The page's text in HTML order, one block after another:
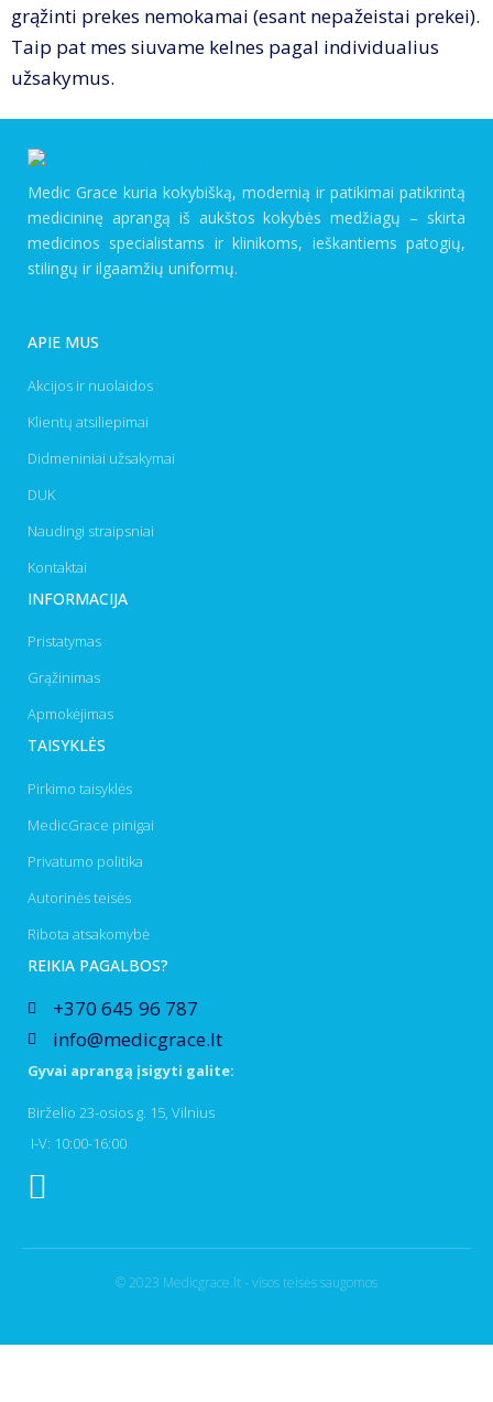
grąžinti prekes nemokamai (esant nepažeistai prekei).
Taip pat mes siuvame kelnes pagal individualius
užsakymus.
Medic Grace kuria kokybišką, modernią ir patikimai patikrintą
medicininę aprangą iš aukštos kokybės medžiagų – skirta
medicinos specialistams ir klinikoms, ieškantiems patogių,
stilingų ir ilgaamžių uniformų.
APIE MUS
Akcijos ir nuolaidos
Klientų atsiliepimai
Didmeniniai užsakymai
DUK
Naudingi straipsniai
Kontaktai
INFORMACIJA
Pristatymas
Grąžinimas
Apmokėjimas
TAISYKLĖS
Pirkimo taisyklės
MedicGrace pinigai
Privatumo politika
Autorinės teisės
Ribota atsakomybė
REIKIA PAGALBOS?
+370 645 96 787
info@medicgrace.lt
Gyvai aprangą įsigyti galite:
Birželio 23-osios g. 15, Vilnius
I-V: 10:00-16:00
© 2023 Medicgrace.lt - visos teisės saugomos